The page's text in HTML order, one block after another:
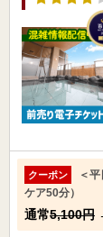
クーポン
＜
ケア50分）
通常5,100円